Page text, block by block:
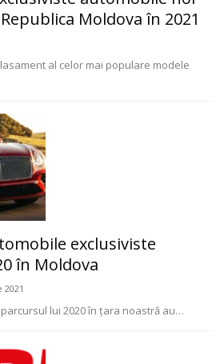
Moldova în 2021
al celor mai populare modele
exclusiviste
în Moldova
2021
lui 2020 în ţara noastră au…